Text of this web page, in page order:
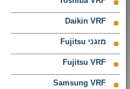
Daikin VRF
מזגני Fujitsu
Fujitsu VRF
Samsung VRF